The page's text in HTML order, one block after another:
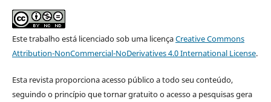
Este trabalho está licenciado sob uma licençaCreative Commons
Attribution-NonCommercial-NoDerivatives 4.0 International License.
Esta revista proporciona acesso público a todo seu conteúdo,
seguindo o princípio que tornar gratuito o acesso a pesquisas gera